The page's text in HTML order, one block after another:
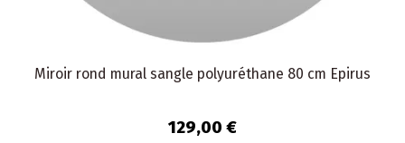
Miroir rond mural sangle polyuréthane 80 cm Epirus
129,00 €